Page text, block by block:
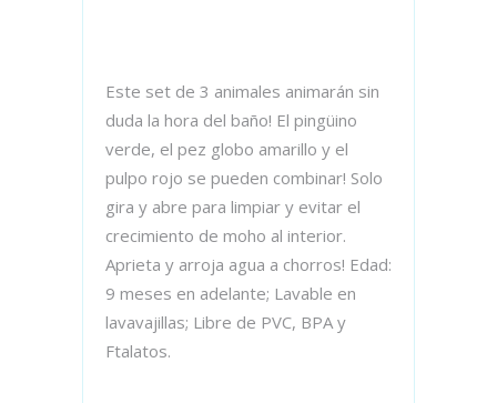
Este set de 3 animales animarán sin
duda la hora del baño! El pingüino
verde, el pez globo amarillo y el
pulpo rojo se pueden combinar! Solo
gira y abre para limpiar y evitar el
crecimiento de moho al interior.
Aprieta y arroja agua a chorros! Edad:
9 meses en adelante; Lavable en
lavavajillas; Libre de PVC, BPA y
Ftalatos.